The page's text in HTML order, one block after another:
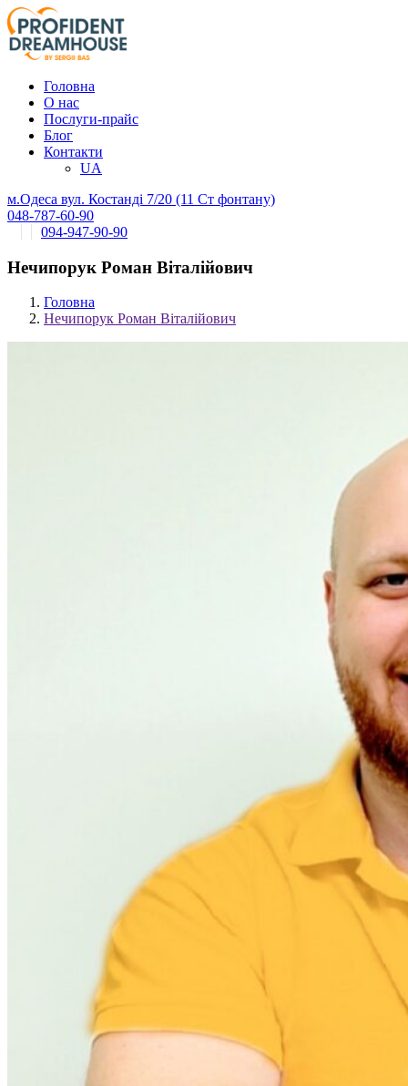
Головна
О нас
Послуги-прайс
Блог
Контакти
UA
м.Одеса вул. Костанді 7/20 (11 Ст фонтану)
048-787-60-90
094-947-90-90
Нечипорук Роман Віталійович
Головна
Нечипорук Роман Віталійович